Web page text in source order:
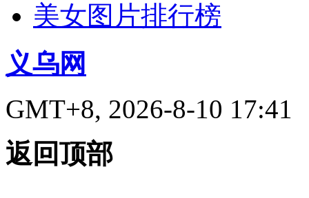
美女图片排行榜
义乌网
GMT+8, 2026-8-10 17:41
返回顶部